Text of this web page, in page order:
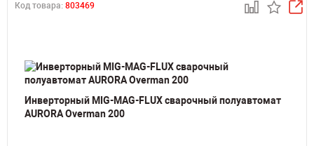
Код товара: 803469
Инверторный MIG-MAG-FLUX сварочный полуавтомат
AURORA Overman 200